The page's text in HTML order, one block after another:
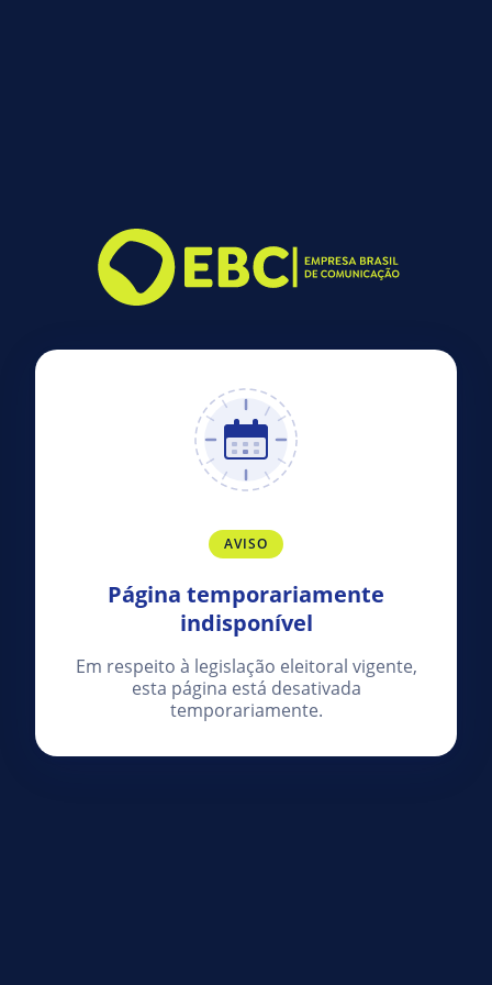
AVISO
Página temporariamente
indisponível
Em respeito à legislação eleitoral vigente,
esta página está desativada
temporariamente.